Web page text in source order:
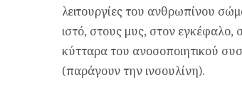
λειτουργίες του ανθρωπίνου
ιστό, στους μυς, στον εγκέφαλο,
κύτταρα του ανοσοποιητικού
(παράγουν την ινσουλίνη).